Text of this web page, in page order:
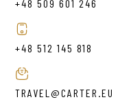
+48 509 601 246
+48 512 145 818
TRAVEL@CARTER.EU